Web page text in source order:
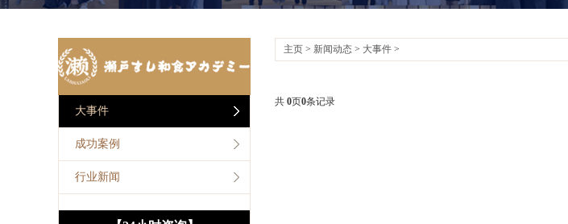
大事件
成功案例
行业新闻
主页 > 新闻动态 > 大事件 >
共 0页0条记录